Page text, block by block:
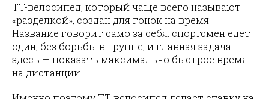
TT-велосипед, который чаще всего называют
«разделкой», создан для гонок на время.
Название говорит само за себя: спортсмен едет
один, без борьбы в группе, и главная задача
здесь — показать максимально быстрое время
на дистанции.